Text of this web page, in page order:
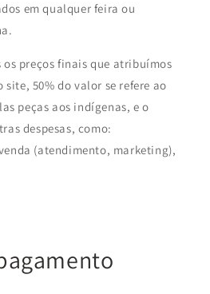
em qualquer feira ou
preços finais que atribuímos
site, 50% do valor se refere ao
peças aos indígenas, e o
despesas, como:
(atendimento, marketing),